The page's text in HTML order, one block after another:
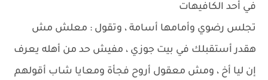
في أحد الكافيهات
تجلس رضوي وأمامها أسامة ، وتقول : معلش مش
هقدر أستقبلك في بيت جوزي ، مفيش حد من أهله يعرف
إن ليا أخ ، ومش معقول أروح فجأة ومعايا شاب أقولهم